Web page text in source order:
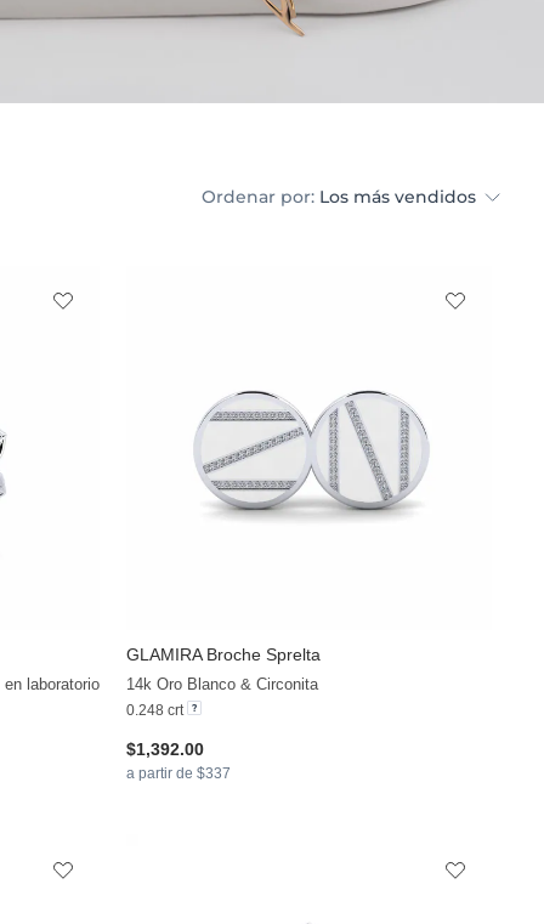
Ordenar por: Los más vendidos
+13
laboratorio
GLAMIRABroche Sprelta
14k Oro Blanco & Circonita
0.248 crt
$1,392.00
a partir de $337